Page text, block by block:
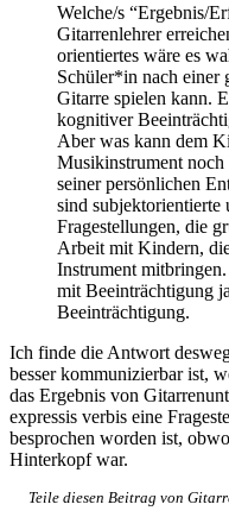
Welche/s “Ergebnis/
Gitarrenlehrer
orientiertes wäre es
Schüler*in nach einer
Gitarre spielen kann.
kognitiver
Aber was kann dem
Musikinstrument
seiner persönlichen
sind subjektorientierte
Fragestellungen, die
Arbeit mit Kindern,
Instrument
mit Beeinträchtigung
Beeinträchtigung.
Ich finde die Antwort
besser kommunizierbar ist,
das Ergebnis von
expressis verbis eine
besprochen worden ist,
Hinterkopf war.
Teile diesen Beitrag von